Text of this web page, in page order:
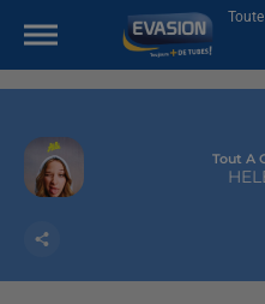
Tout A